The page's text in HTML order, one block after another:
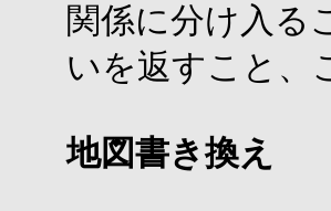
関係に分け入る
いを返すこと、
地図書き換え